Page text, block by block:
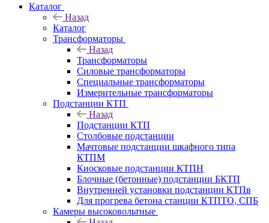
Каталог
Назад
Каталог
Трансформаторы
Назад
Трансформаторы
Силовые трансформаторы
Специальные трансформаторы
Измерительные трансформаторы
Подстанции КТП
Назад
Подстанции КТП
Столбовые подстанции
Мачтовые подстанции шкафного типа
КТПМ
Киосковые подстанции КТПН
Блочные (бетонные) подстанции БКТП
Внутренней установки подстанции КТПв
Для прогрева бетона станции КТПТО, СПБ
Камеры высоковольтные